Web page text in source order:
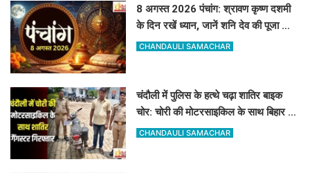
8 अगस्त 2026 पंचांग: श्रावण कृष्ण दशमी
के दिन रखें ध्यान, जानें शनि देव की पूजा का
शुभ मुहूर्त और राहुकाल
CHANDAULI SAMACHAR
चंदौली में पुलिस के हत्थे चढ़ा शातिर बाइक
चोर: चोरी की मोटरसाइकिल के साथ बिहार का
गैंगस्टर गिरफ्तार
CHANDAULI SAMACHAR